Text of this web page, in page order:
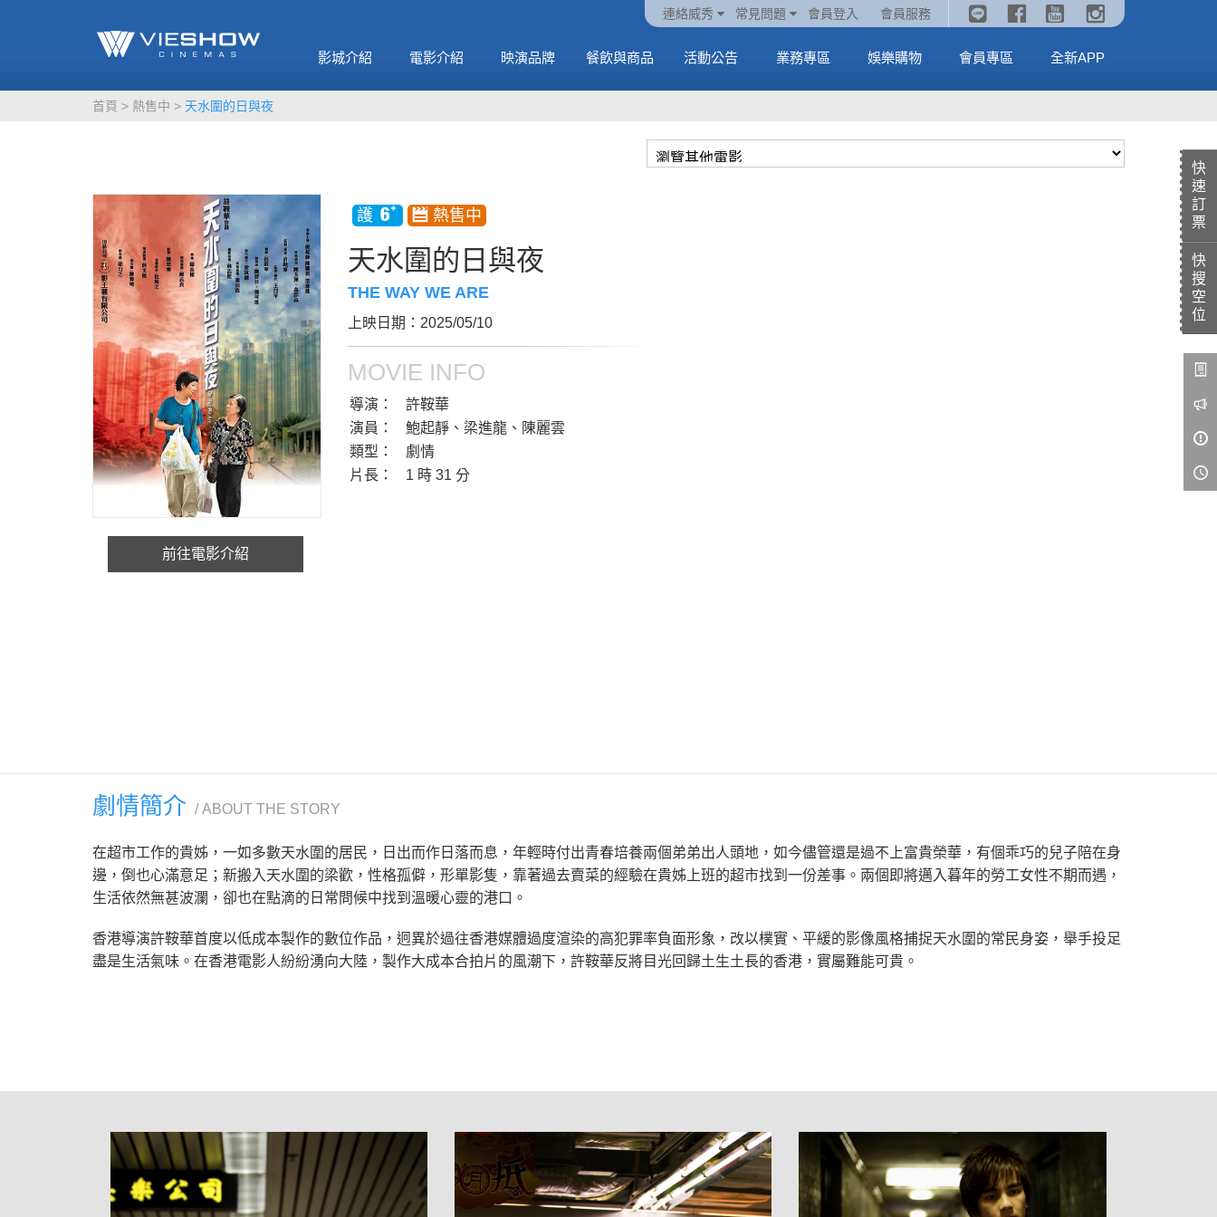
連絡威秀 常見問題 會員登入 會員服務
影城介紹 電影介紹
MORE MORE
火熱預售中《橡樹街
末日》
MORE
火熱預售中《汪汪隊立大功：恐龍大電影》
映演品牌 餐飲與商品
MORE MORE
🥤威秀獨家電影套餐
🥤全台熱賣中
MORE
《劇場版吉伊卡哇》🥤威秀獨家電影套餐🥤
全台熱賣中
MORE
活動公告 業務專區 娛樂購物 會員專區 全新APP
快
速
訂
票
快
搜
空
位
首頁 熱售中 天水圍的日與夜
前往電影介紹
天水圍的日與夜
THE WAY WE ARE
上映日期：2025/05/10
MOVIE INFO
導演：
許鞍華
演員：
鮑起靜、梁進龍、陳麗雲
類型：
劇情
片長：
1 時 31 分
劇情簡介 ABOUT THE STORY
在超市工作的貴姊，一如多數天水圍的居民，日出而作日落而息，年輕時付出青春培養兩個弟弟出人頭地，如今儘管還是過不上富貴榮華，有個乖巧的兒子陪在身
邊，倒也心滿意足；新搬入天水圍的梁歡，性格孤僻，形單影隻，靠著過去賣菜的經驗在貴姊上班的超市找到一份差事。兩個即將邁入暮年的勞工女性不期而遇，
生活依然無甚波瀾，卻也在點滴的日常問候中找到溫暖心靈的港口。
香港導演許鞍華首度以低成本製作的數位作品，迥異於過往香港媒體過度渲染的高犯罪率負面形象，改以樸實、平緩的影像風格捕捉天水圍的常民身姿，舉手投足
盡是生活氣味。在香港電影人紛紛湧向大陸，製作大成本合拍片的風潮下，許鞍華反將目光回歸土生土長的香港，實屬難能可貴。